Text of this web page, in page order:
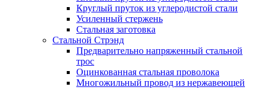
Круглый пруток из углеродистой стали
Усиленный стержень
Стальная заготовка
Стальной Стрэнд
Предварительно напряженный стальной
трос
Оцинкованная стальная проволока
Многожильный провод из нержавеющей